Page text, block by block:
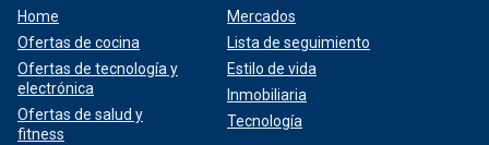
Home
Ofertas de cocina
Ofertas de tecnología y
electrónica
Ofertas de salud y
fitness
Mercados
Lista de seguimiento
Estilo de vida
Inmobiliaria
Tecnología